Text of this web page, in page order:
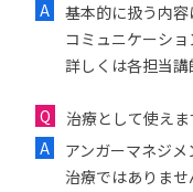
基本的に扱う内
コミュニケーショ
詳しくは各担当講
治療として使えま
アンガーマネジメ
治療ではありませ